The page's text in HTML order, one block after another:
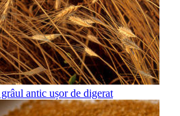
antic ușor de digerat